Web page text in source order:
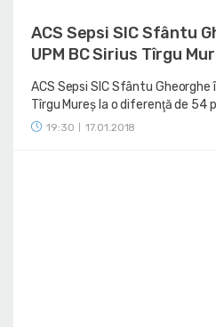
ACS Sepsi SIC Sfântu
UPM BC Sirius Tîrgu
ACS Sepsi SIC Sfântu Gheorghe
Tîrgu Mureș la o diferenţă de 54
19:30 17.01.2018